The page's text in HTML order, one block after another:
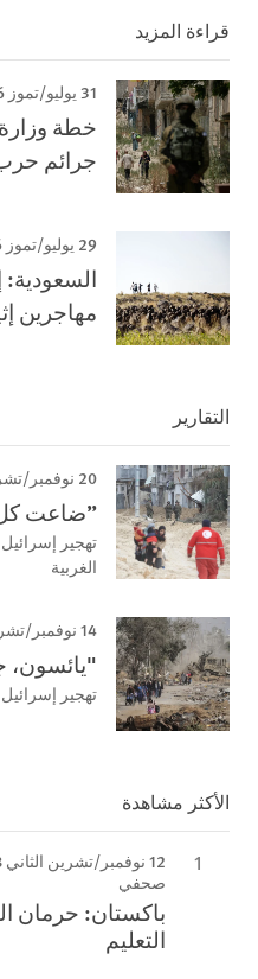
قراءة المزيد
31 يوليو/تموز 2026
خطة وزارة
جرائم
29 يوليو/تموز 2026
مهاجرين
التقارير
20 نوفمبر/تشرين الثاني 2025
”ضاعت
تهجير
الغربية
14 نوفمبر/تشرين الثاني 2024
"يائسون،
تهجير
الأكثر مشاهدة
12 نوفمبر/تشرين الثاني 2018
صحفي
باكستان: حرمان
التعليم